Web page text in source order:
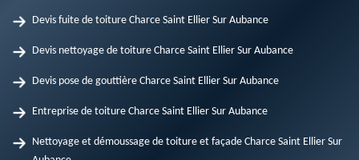
Devis fuite de toiture Charce Saint Ellier Sur Aubance
Devis nettoyage de toiture Charce Saint Ellier Sur Aubance
Devis pose de gouttière Charce Saint Ellier Sur Aubance
Entreprise de toiture Charce Saint Ellier Sur Aubance
Nettoyage et démoussage de toiture et façade Charce Saint Ellier Sur